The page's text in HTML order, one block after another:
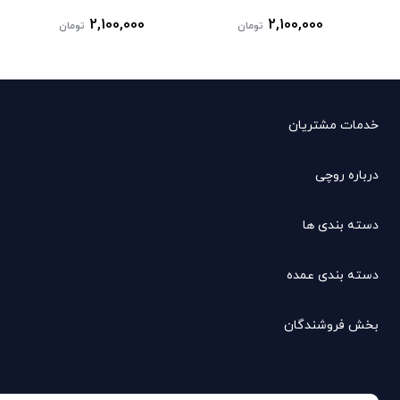
2,100,000 تومان 2,100,000 تومان
خدمات مشتریان
درباره روچی
دسته بندی ها
دسته بندی عمده
بخش فروشندگان